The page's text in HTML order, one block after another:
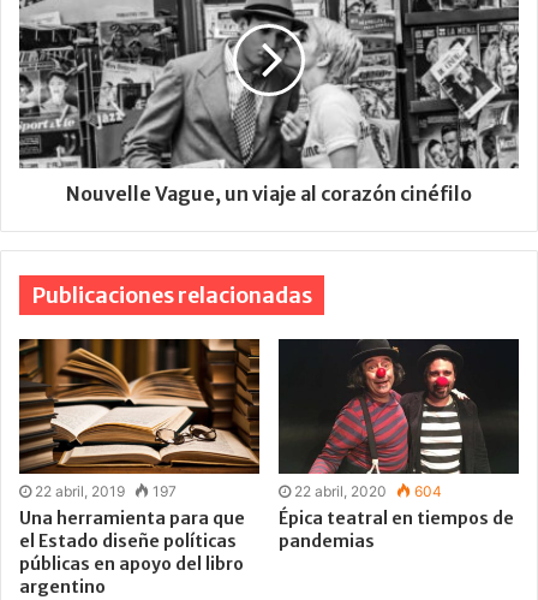
Nouvelle Vague, un viaje al corazón cinéfilo
Publicaciones relacionadas
22 abril, 2019 197
Una herramienta para que
el Estado diseñe políticas
públicas en apoyo del libro
argentino
22 abril, 2020 604
Épica teatral en tiempos de
pandemias